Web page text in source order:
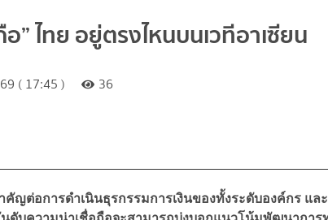
” ไทย อยู่ตรงไหนบนเวทีอาเซียน
( 17:45 ) 36
ญต่อการดำเนินธุรกรรมการเงินของทั้งระดับองค์กร แล